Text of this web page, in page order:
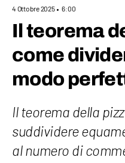
4 Ottobre 2025 6:00
Il teorema
come
modo
Il teorema della
suddividere
al numero di